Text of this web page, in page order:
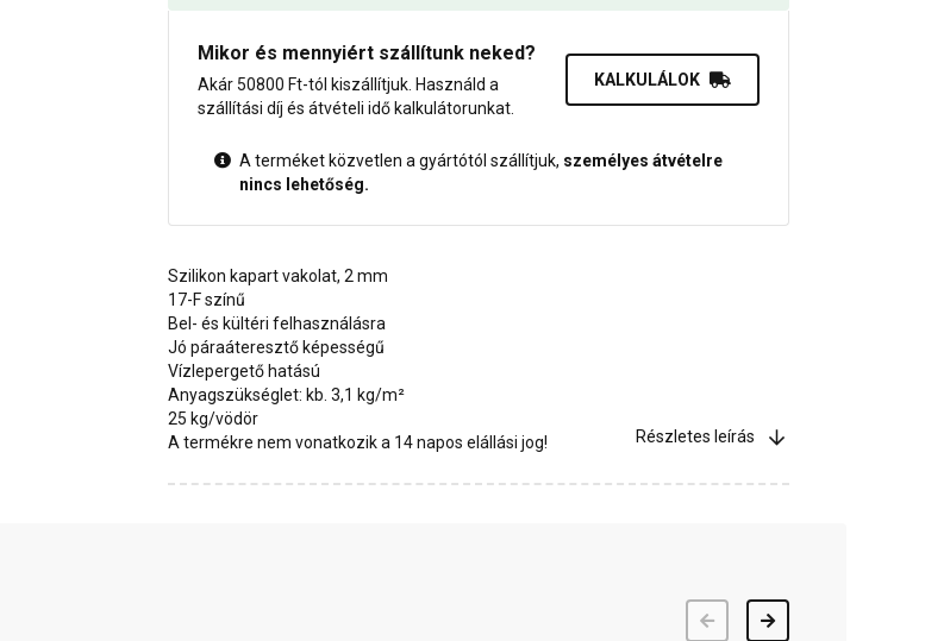
Mikor és mennyiért szállítunk neked?
Akár 50800 Ft-tól kiszállítjuk. Használd a
szállítási díj és átvételi idő kalkulátorunkat.
KALKULÁLOK
A terméket közvetlen a gyártótól szállítjuk, személyes átvételre
nincs lehetőség.
Szilikon kapart vakolat, 2 mm
17-F színű
Bel- és kültéri felhasználásra
Jó páraáteresztő képességű
Vízlepergető hatású
Anyagszükséglet: kb. 3,1 kg/m²
25 kg/vödör
A termékre nem vonatkozik a 14 napos elállási jog!
Részletes leírás